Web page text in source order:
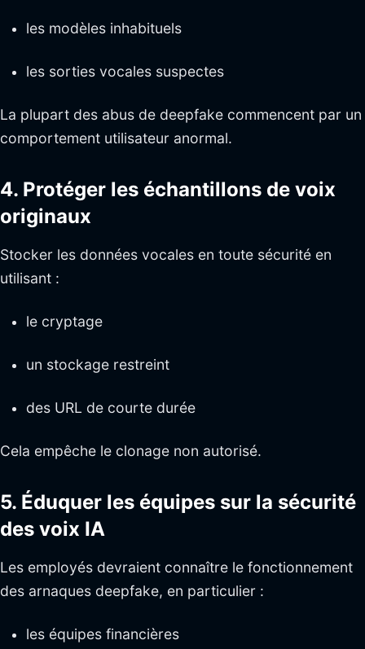
les modèles inhabituels
les sorties vocales suspectes
La plupart des abus de deepfake commencent par un
comportement utilisateur anormal.
4. Protéger les échantillons de voix
originaux
Stocker les données vocales en toute sécurité en
utilisant :
le cryptage
un stockage restreint
des URL de courte durée
Cela empêche le clonage non autorisé.
5. Éduquer les équipes sur la sécurité
des voix IA
Les employés devraient connaître le fonctionnement
des arnaques deepfake, en particulier :
les équipes financières